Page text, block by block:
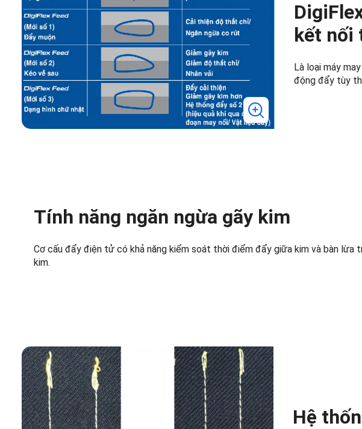
kết nối
Là loại máy
động đẩy tùy
Tính năng ngăn ngừa gãy kim
Cơ cấu đẩy điện tử có khả năng kiểm soát thời điểm đẩy giữa kim và bàn lừa
kim.
Hệ